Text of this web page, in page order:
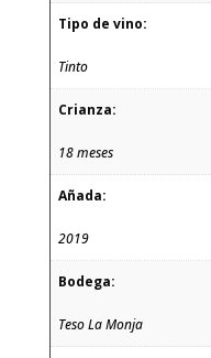
Tipo de vino:
Tinto
Crianza:
18 meses
Añada:
2019
Bodega:
Teso La Monja